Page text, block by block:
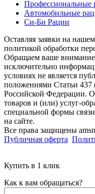
Профессиональные
Автомобильные
Си-Би Рации
Оставляя заявки на
политикой обработки
Обращаем ваше
исключительно
условиях не является
положениями Статьи 437
Российской Федерации.
товаров и (или) услуг-
специальной формы
на сайте.
Все права защищены
Публичная оферта
Купить в 1 клик
Как к вам обращаться?